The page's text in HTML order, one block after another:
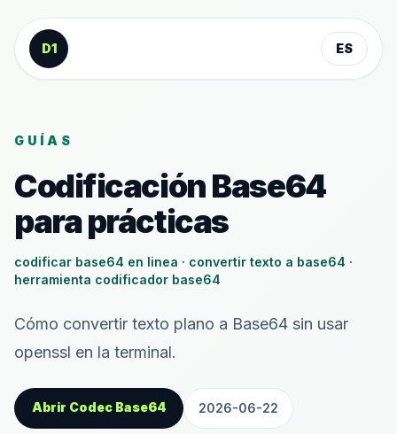
Saltar al contenido
D1
ES
GUÍAS
Codificación Base64
para prácticas
codificar base64 en linea · convertir texto a base64 ·
herramienta codificador base64
Cómo convertir texto plano a Base64 sin usar
openssl en la terminal.
Abrir Codec Base64 2026-06-22